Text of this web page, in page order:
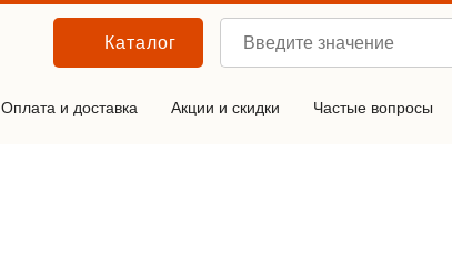
Каталог
Оплата и доставка Акции и скидки Частые вопросы